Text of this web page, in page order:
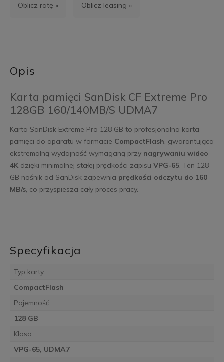
Oblicz ratę » Oblicz leasing »
Opis
Karta pamięci SanDisk CF Extreme Pro
128GB 160/140MB/S UDMA7
Karta SanDisk Extreme Pro 128 GB to profesjonalna karta
pamięci do aparatu w formacie CompactFlash, gwarantująca
ekstremalną wydajność wymaganą przy nagrywaniu wideo
4Kdzięki minimalnej stałej prędkości zapisu VPG-65. Ten 128
GB nośnik od SanDisk zapewnia prędkości odczytu do 160
MB/s, co przyspiesza cały proces pracy.
Specyfikacja
Typ karty
CompactFlash
Pojemność
128 GB
Klasa
VPG-65, UDMA7